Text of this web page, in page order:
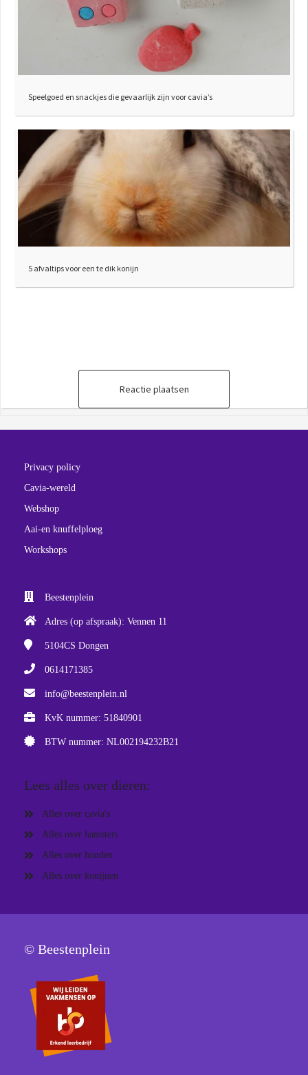
Speelgoed en snackjes die gevaarlijk zijn voor cavia’s
5 afvaltips voor een te dik konijn
Reactie plaatsen
Privacy policy
Cavia-wereld
Webshop
Aai-en knuffelploeg
Workshops
Beestenplein
Adres (op afspraak): Vennen 11
5104CS Dongen
0614171385
info@beestenplein.nl
KvK nummer: 51840901
BTW nummer: NL002194232B21
Lees alles over dieren:
Alles over cavia's
Alles over hamsters
Alles over honden
Alles over konijnen
© Beestenplein